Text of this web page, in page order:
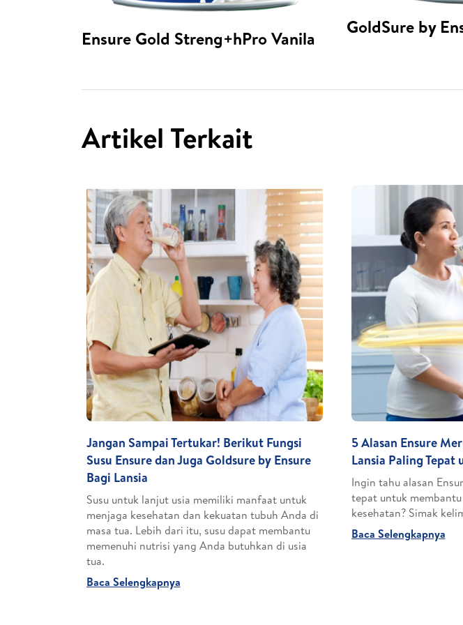
Ensure Gold Streng+hPro Vanila
GoldSure by
Artikel Terkait
Jangan Sampai Tertukar! Berikut Fungsi
Susu Ensure dan Juga Goldsure by Ensure
Bagi Lansia
Susu untuk lanjut usia memiliki manfaat untuk
menjaga kesehatan dan kekuatan tubuh Anda di
masa tua. Lebih dari itu, susu dapat membantu
memenuhi nutrisi yang Anda butuhkan di usia
tua.
Baca Selengkapnya
5 Alasan Ensure
Lansia Paling Tepat
Ingin tahu alasan
tepat untuk
kesehatan? Simak
Baca Selengkapnya